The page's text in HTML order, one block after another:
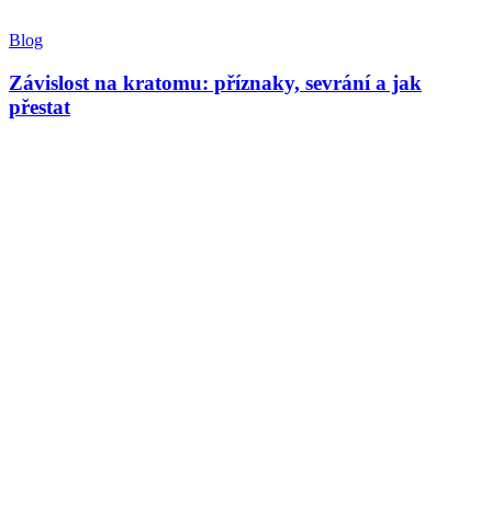
Blog
Závislost na kratomu: příznaky, sevrání a jak
přestat